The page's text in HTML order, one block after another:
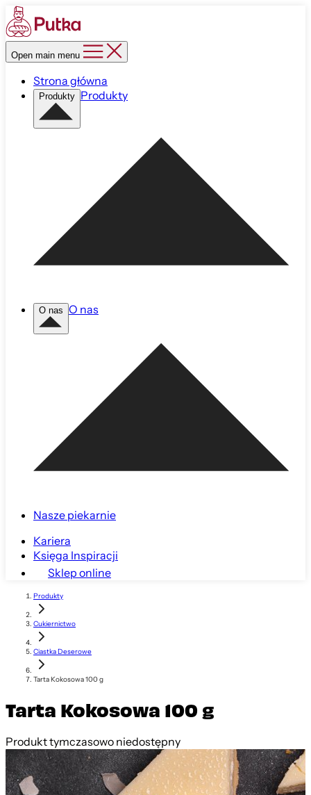
Open main menu
Strona główna
Produkty Produkty
O nas O nas
Nasze piekarnie
Kariera
Księga Inspiracji
Sklep online
Produkty
Cukiernictwo
Ciastka Deserowe
Tarta Kokosowa 100 g
Tarta Kokosowa 100 g
Produkt tymczasowo niedostępny